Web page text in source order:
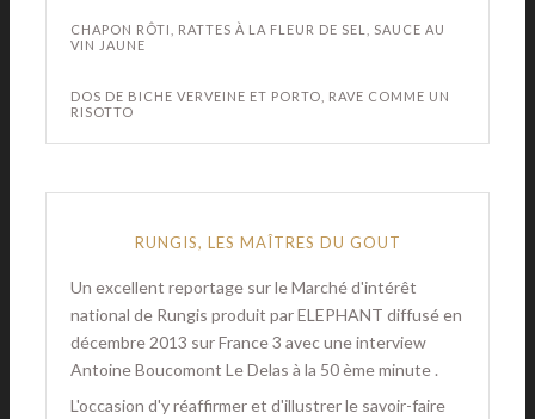
CHAPON RÔTI, RATTES À LA FLEUR DE SEL, SAUCE AU
VIN JAUNE
DOS DE BICHE VERVEINE ET PORTO, RAVE COMME UN
RISOTTO
RUNGIS, LES MAÎTRES DU GOUT
Un excellent reportage sur le Marché d'intérêt
national de Rungis produit par ELEPHANT diffusé en
décembre 2013 sur France 3 avec une interview
Antoine Boucomont Le Delas à la 50 ème minute .
L'occasion d'y réaffirmer et d'illustrer le savoir-faire